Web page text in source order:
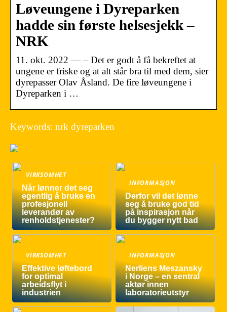
Løveungene i Dyreparken
hadde sin første helsesjekk –
NRK
11. okt. 2022 — – Det er godt å få bekreftet at
ungene er friske og at alt står bra til med dem, sier
dyrepasser Olav Åsland. De fire løveungene i
Dyreparken i …
Keywords: nrk dyreparken
VIRKSOMHET
Når lønner det seg
egentlig å bruke en
profesjonell
leverandør av
renholdstjenester?
INFORMASJON
Derfor vil det lønne
seg å bruke god tid
på inspirasjon når
du bygger nytt bad
VIRKSOMHET
Effektive løftebord
for optimal
arbeidsflyt i
industrien
INFORMASJON
Nerliens Meszansky
i Norge – en sentral
aktør innen
laboratorieutstyr